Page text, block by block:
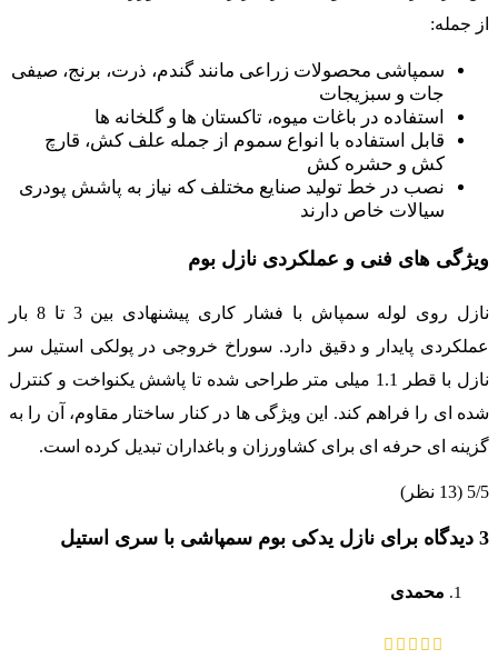
از جمله:
سمپاشی محصولات زراعی مانند گندم، ذرت، برنج، صیفی
جات و سبزیجات
استفاده در باغات میوه، تاکستان ها و گلخانه ها
قابل استفاده با انواع سموم از جمله علف کش، قارچ
کش و حشره کش
نصب در خط تولید صنایع مختلف که نیاز به پاشش پودری
سیالات خاص دارند
ویژگی های فنی و عملکردی نازل بوم
نازل روی لوله سمپاش با فشار کاری پیشنهادی بین 3 تا 8 بار
عملکردی پایدار و دقیق دارد. سوراخ خروجی در پولکی استیل سر
نازل با قطر 1.1 میلی متر طراحی شده تا پاشش یکنواخت و کنترل
شده ای را فراهم کند. این ویژگی ها در کنار ساختار مقاوم، آن را به
گزینه ای حرفه ای برای کشاورزان و باغداران تبدیل کرده است.
5/5 (13 نظر)
3 دیدگاه برای نازل یدکی بوم سمپاشی با سری استیل
محمدی